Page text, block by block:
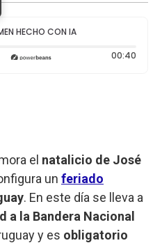
HECHO CON IA
0 segundos 00:40
el natalicio de José
un feriado
. En este día se lleva a
a la Bandera Nacional
y es obligatorio